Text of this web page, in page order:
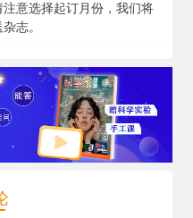
意选择起订月份，我们将
志。